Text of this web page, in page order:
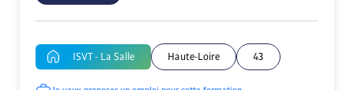
ISVT - La Salle Haute-Loire 43